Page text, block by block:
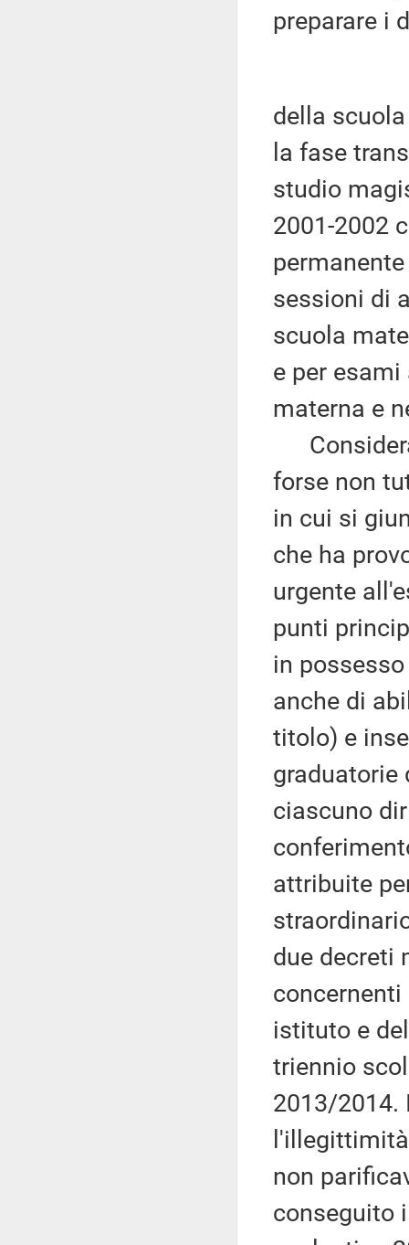
preparare i
della
la fase
studio
2001-2002
sessioni di
scuola
e per
materna e
forse non
in cui si
che ha
urgente
punti
in
anche di
titolo) e
graduatorie
ciascuno
attribuite
due decreti
istituto e
triennio
2013/2014.
non
conseguito